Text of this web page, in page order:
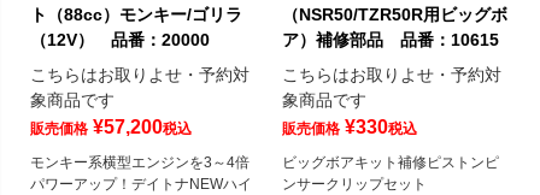
ト（88cc）モンキー/ゴリラ
（12V） 品番：20000
こちらはお取りよせ・予約対
象商品です
販売価格 ¥57,200税込
モンキー系横型エンジンを3～4倍
パワーアップ！デイトナNEWハイ
（NSR50/TZR50R用ビッグボ
ア）補修部品 品番：10615
こちらはお取りよせ・予約対
象商品です
販売価格 ¥330税込
ビッグボアキット補修ピストンピ
ンサークリップセット